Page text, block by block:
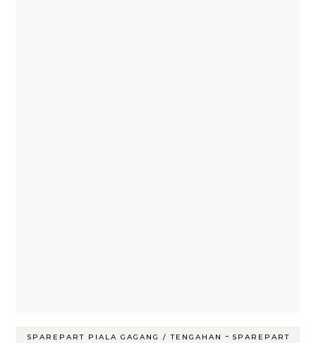
SPAREPART PIALA GAGANG / TENGAHAN - SPAREPART